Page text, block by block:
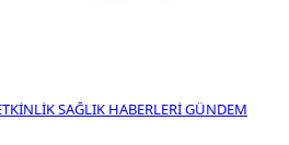
SAĞLIK HABERLERIGÜNDEM